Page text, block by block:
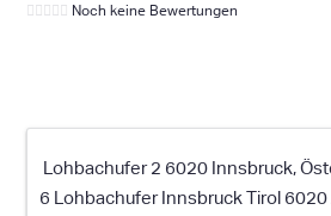
Noch keine Bewertungen
Lohbachufer 2 6020 Innsbruck,
6 Lohbachufer Innsbruck Tirol 6020